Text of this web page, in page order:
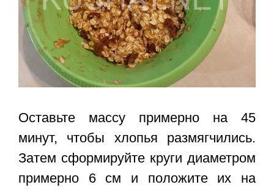
Оставьте массу примерно на 45
минут, чтобы хлопья размягчились.
Затем сформируйте круги диаметром
примерно 6 см и положите их на